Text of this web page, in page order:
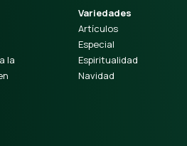
la
Variedades
Artículos
Especial
Espiritualidad
Navidad